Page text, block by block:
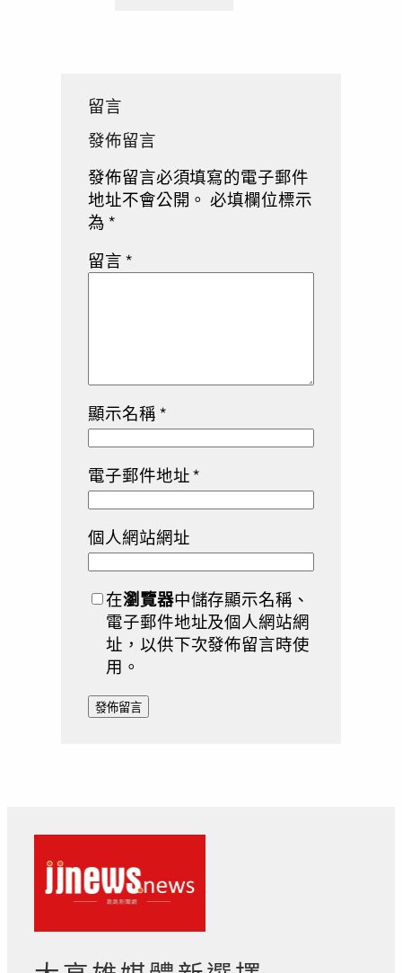
留言
發佈留言
發佈留言必須填寫的電子郵件
地址不會公開。 必填欄位標示
為*
留言*
顯示名稱*
電子郵件地址*
個人網站網址
在瀏覽器中儲存顯示名稱、
電子郵件地址及個人網站網
址，以供下次發佈留言時使
用。